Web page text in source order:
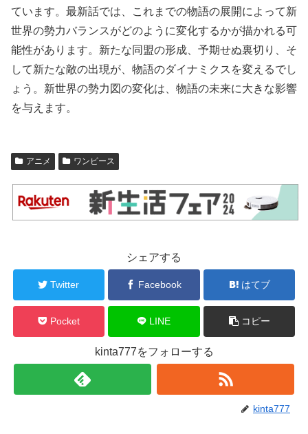
ています。最新話では、これまでの物語の展開によって新
世界の勢力バランスがどのように変化するかが描かれる可
能性があります。新たな同盟の形成、予期せぬ裏切り、そ
して新たな敵の出現が、物語のダイナミクスを変えるでし
ょう。新世界の勢力図の変化は、物語の未来に大きな影響
を与えます。
アニメ ワンピース
シェアする
Twitter Facebook はてブ
Pocket LINE コピー
kinta777をフォローする
kinta777